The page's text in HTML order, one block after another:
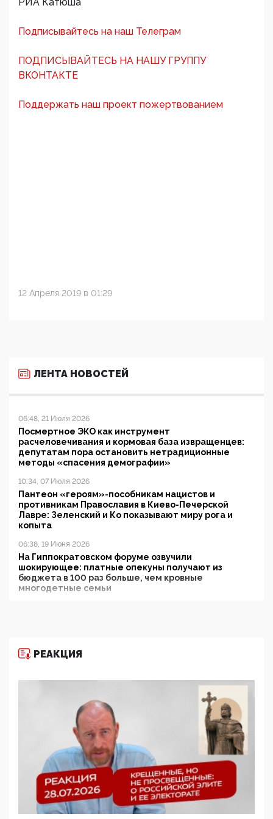
Подписывайтесь на наш Телеграм
ПОДПИСЫВАЙТЕСЬ НА НАШУ ГРУППУ
ВКОНТАКТЕ
Поддержать наш проект пожертвованием
12 Апреля 2019 в 01:29
ЛЕНТА НОВОСТЕЙ
06:48, 21 Июля 2026
Посмертное ЭКО как инструмент
расчеловечивания и кормовая база извращенцев:
депутатам пора остановить нетрадиционные
методы «спасения демографии»
10:34, 07 Июля 2026
Пантеон «героям»-пособникам нацистов и
противникам Православия в Киево-Печерской
Лавре: Зеленский и Ко показывают миру рога и
копыта
06:38, 19 Июня 2026
На Гиппократовском форуме озвучили
шокирующее: платные опекуны получают из
бюджета в 100 раз больше, чем кровные
многодетные семьи
11:53, 09 Июня 2026
деятельность ИИТО ЮНЕСКО в России, но
цифроглобалисты продолжают определять
повестку в образовании
09:43, 01 Июня 2026
5G за счет здоровья граждан: Минцифры намерено
отобрать у регионов и муниципалитетов право
защищать жилые дома и социальные объекты от
05:58, 26 Мая 2026
Роскомнадзор освободили от борца с
деструктивным и опасным контентом
РЕАКЦИЯ